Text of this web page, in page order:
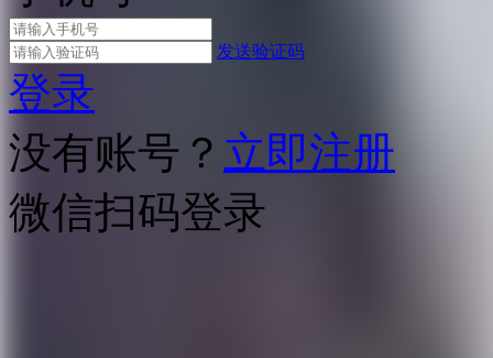
发送验证码
登录
没有账号？ 立即注册
微信扫码登录